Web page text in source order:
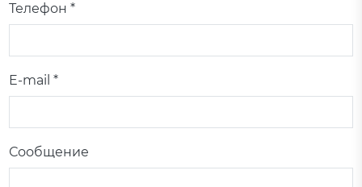
Телефон *
E-mail *
Сообщение